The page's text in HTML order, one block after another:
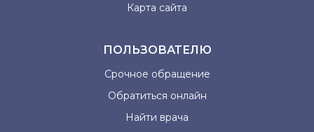
Карта сайта
ПОЛЬЗОВАТЕЛЮ
Срочное обращение
Обратиться онлайн
Найти врача